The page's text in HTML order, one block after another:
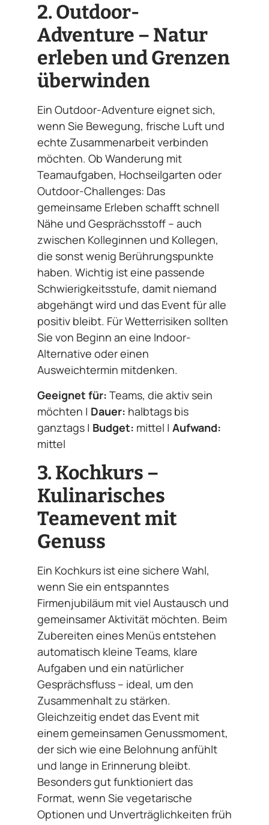
2. Outdoor-
Adventure – Natur
erleben und Grenzen
überwinden
Ein Outdoor-Adventure eignet sich,
wenn Sie Bewegung, frische Luft und
echte Zusammenarbeit verbinden
möchten. Ob Wanderung mit
Teamaufgaben, Hochseilgarten oder
Outdoor-Challenges: Das
gemeinsame Erleben schafft schnell
Nähe und Gesprächsstoff – auch
zwischen Kolleginnen und Kollegen,
die sonst wenig Berührungspunkte
haben. Wichtig ist eine passende
Schwierigkeitsstufe, damit niemand
abgehängt wird und das Event für alle
positiv bleibt. Für Wetterrisiken sollten
Sie von Beginn an eine Indoor-
Alternative oder einen
Ausweichtermin mitdenken.
Geeignet für: Teams, die aktiv sein
möchten | Dauer: halbtags bis
ganztags | Budget: mittel | Aufwand:
mittel
3. Kochkurs –
Kulinarisches
Teamevent mit
Genuss
Ein Kochkurs ist eine sichere Wahl,
wenn Sie ein entspanntes
Firmenjubiläum mit viel Austausch und
gemeinsamer Aktivität möchten. Beim
Zubereiten eines Menüs entstehen
automatisch kleine Teams, klare
Aufgaben und ein natürlicher
Gesprächsfluss – ideal, um den
Zusammenhalt zu stärken.
Gleichzeitig endet das Event mit
einem gemeinsamen Genussmoment,
der sich wie eine Belohnung anfühlt
und lange in Erinnerung bleibt.
Besonders gut funktioniert das
Format, wenn Sie vegetarische
Optionen und Unverträglichkeiten früh